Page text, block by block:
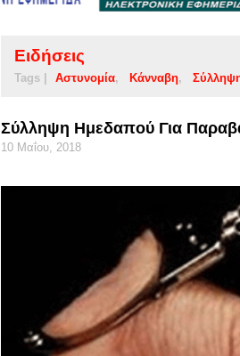
Ειδήσεις
Tags | Αστυνομία Κάνναβη
Σύλληψη Ημεδαπού Για
10 Μαΐου, 2018